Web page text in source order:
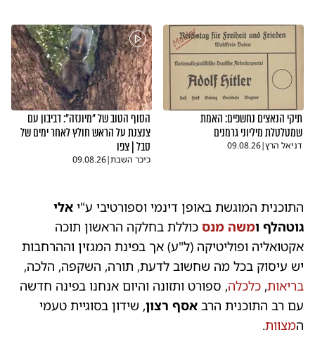
תיקי הנאצים נחשפים: האמת
שמטלטלת מיליוני גרמנים
דניאל הרץ|
09.08.26
הסוף הטוב של "מיונזה": דביבון עם
צנצנת על הראש חולץ לאחר ימים של
סבל | צפו
כיכר השבת|
09.08.26
התוכנית המוגשת באופן דינמי וספורטיבי ע"י אלי
גוטהלף ומשה מנס כוללת בחלקה הראשון תוכה
אקטואליה ופוליטיקה (ל"ע) אך בפינת המגזין וההרחבות
יש עיסוק בכל מה שחשוב לדעת, תורה, השקפה, הלכה,
בריאות, כלכלה, ספורט ותזונה והיום אנחנו בפינה חדשה
עם רב התוכנית הרב אסף רצון, שידון בסוגיית טעמי
המצוות.